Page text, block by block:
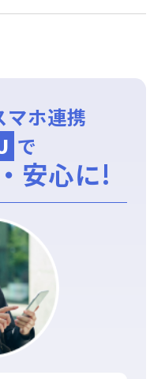
マホ連携
で
安心に!